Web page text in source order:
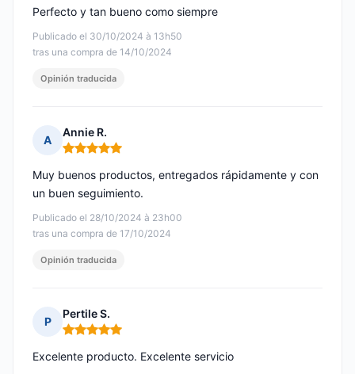
Publicado el 30/10/2024 à 13h50
tras una compra de 14/10/2024
Perfecto y tan bueno como siempre
Opinión traducida
A
Annie R.
Nota: 5 de 5
Publicado el 28/10/2024 à 23h00
tras una compra de 17/10/2024
Muy buenos productos, entregados rápidamente y con
un buen seguimiento.
Opinión traducida
P
Pertile S.
Nota: 5 de 5
Excelente producto. Excelente servicio